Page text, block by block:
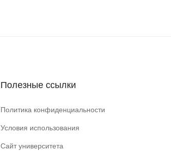
Полезные ссылки
Политика конфиденциальности
Условия использования
Сайт университета